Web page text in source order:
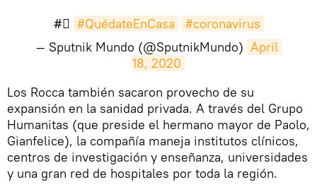
#⃣ #QuédateEnCasa
#coronavirus
— Sputnik Mundo (@SputnikMundo) April
18, 2020
​Los Rocca también sacaron provecho de su
expansión en la sanidad privada. A través del Grupo
Humanitas (que preside el hermano mayor de Paolo,
Gianfelice), la compañía maneja institutos clínicos,
centros de investigación y enseñanza, universidades
y una gran red de hospitales por toda la región.